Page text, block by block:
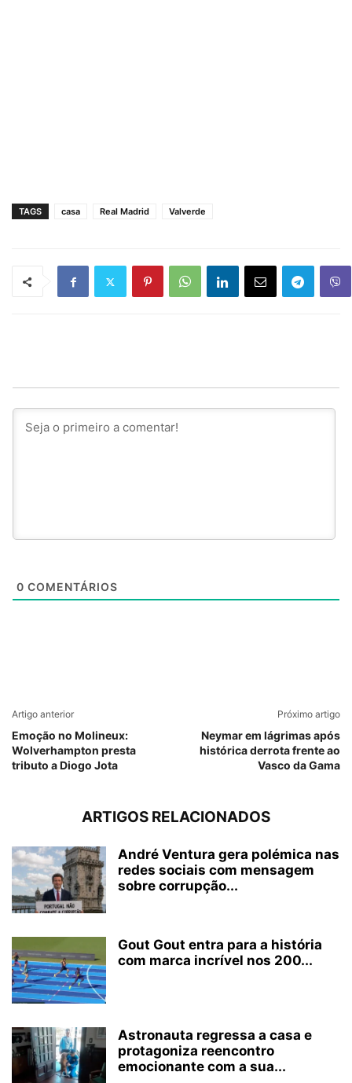
TAGS casa Real Madrid Valverde
0 COMENTÁRIOS
Artigo anterior
Emoção no Molineux:
Wolverhampton presta
tributo a Diogo Jota
Próximo artigo
Neymar em lágrimas após
histórica derrota frente ao
Vasco da Gama
ARTIGOS RELACIONADOS
André Ventura gera polémica nas
redes sociais com mensagem
sobre corrupção...
Gout Gout entra para a história
com marca incrível nos 200...
Astronauta regressa a casa e
protagoniza reencontro
emocionante com a sua...